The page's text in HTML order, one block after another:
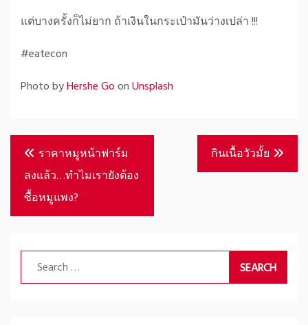
แต่บางครั้งก็ไม่ยาก ถ้าเงินในกระเป๋ามันว่างเปล่า !!!
#eatecon
Photo byHershe GoonUnsplash
Post
navigation
ราคาหมูหน้าฟาร์ม
ลงแล้ว…ทำไมเรายังต้อง
ซื้อหมูแพง?
กินเนื้อวัวมั้ย
Search
for: